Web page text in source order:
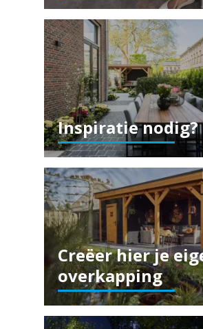
Inspiratie nodig?
Creëer hier je
overkapping